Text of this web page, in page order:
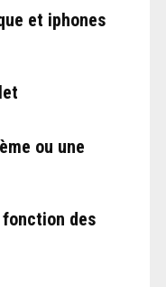
et iphones
ou une
des